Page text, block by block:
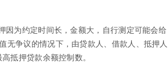
为约定时间长，金额大，自行测定可能会给
无争议的情况下，由贷款人、借款人、抵押人
抵押贷款余额控制数。